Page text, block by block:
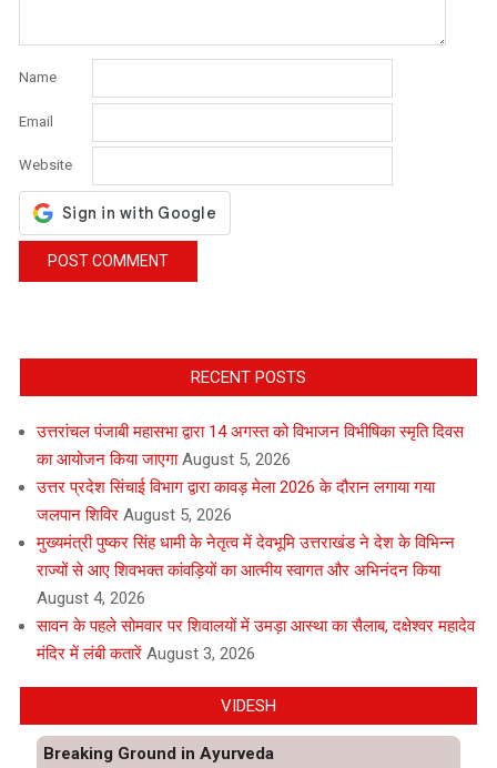
Name
Email
Website
RECENT POSTS
उत्तरांचल पंजाबी महासभा द्वारा 14 अगस्त को विभाजन विभीषिका स्मृति दिवस
का आयोजन किया जाएगा August 5, 2026
उत्तर प्रदेश सिंचाई विभाग द्वारा कावड़ मेला 2026 के दौरान लगाया गया
जलपान शिविर August 5, 2026
मुख्यमंत्री पुष्कर सिंह धामी के नेतृत्व में देवभूमि उत्तराखंड ने देश के विभिन्न
राज्यों से आए शिवभक्त कांवड़ियों का आत्मीय स्वागत और अभिनंदन किया
August 4, 2026
सावन के पहले सोमवार पर शिवालयों में उमड़ा आस्था का सैलाब, दक्षेश्वर महादेव
मंदिर में लंबी कतारें August 3, 2026
VIDESH
Breaking Ground in Ayurveda